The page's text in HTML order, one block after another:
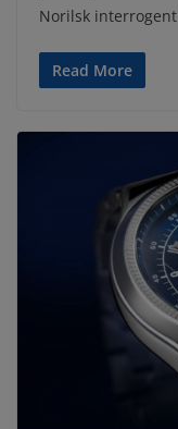
Norilsk interrogent
Read More